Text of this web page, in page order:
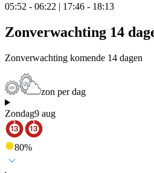
05:52 - 06:22 | 17:46 - 18:13
Zonverwachting 14
Zonverwachting komende 14 dagen
zon per dag
Zondag9 aug
80%